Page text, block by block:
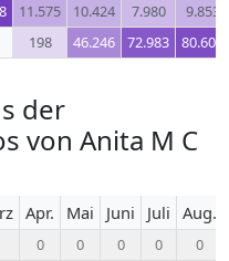
11.575 10.424 7.980
9.853
198 46.246 72.983 80.609
der
von Anita M C
Apr. Mai Juni Juli Aug.
0 0 0 0 0